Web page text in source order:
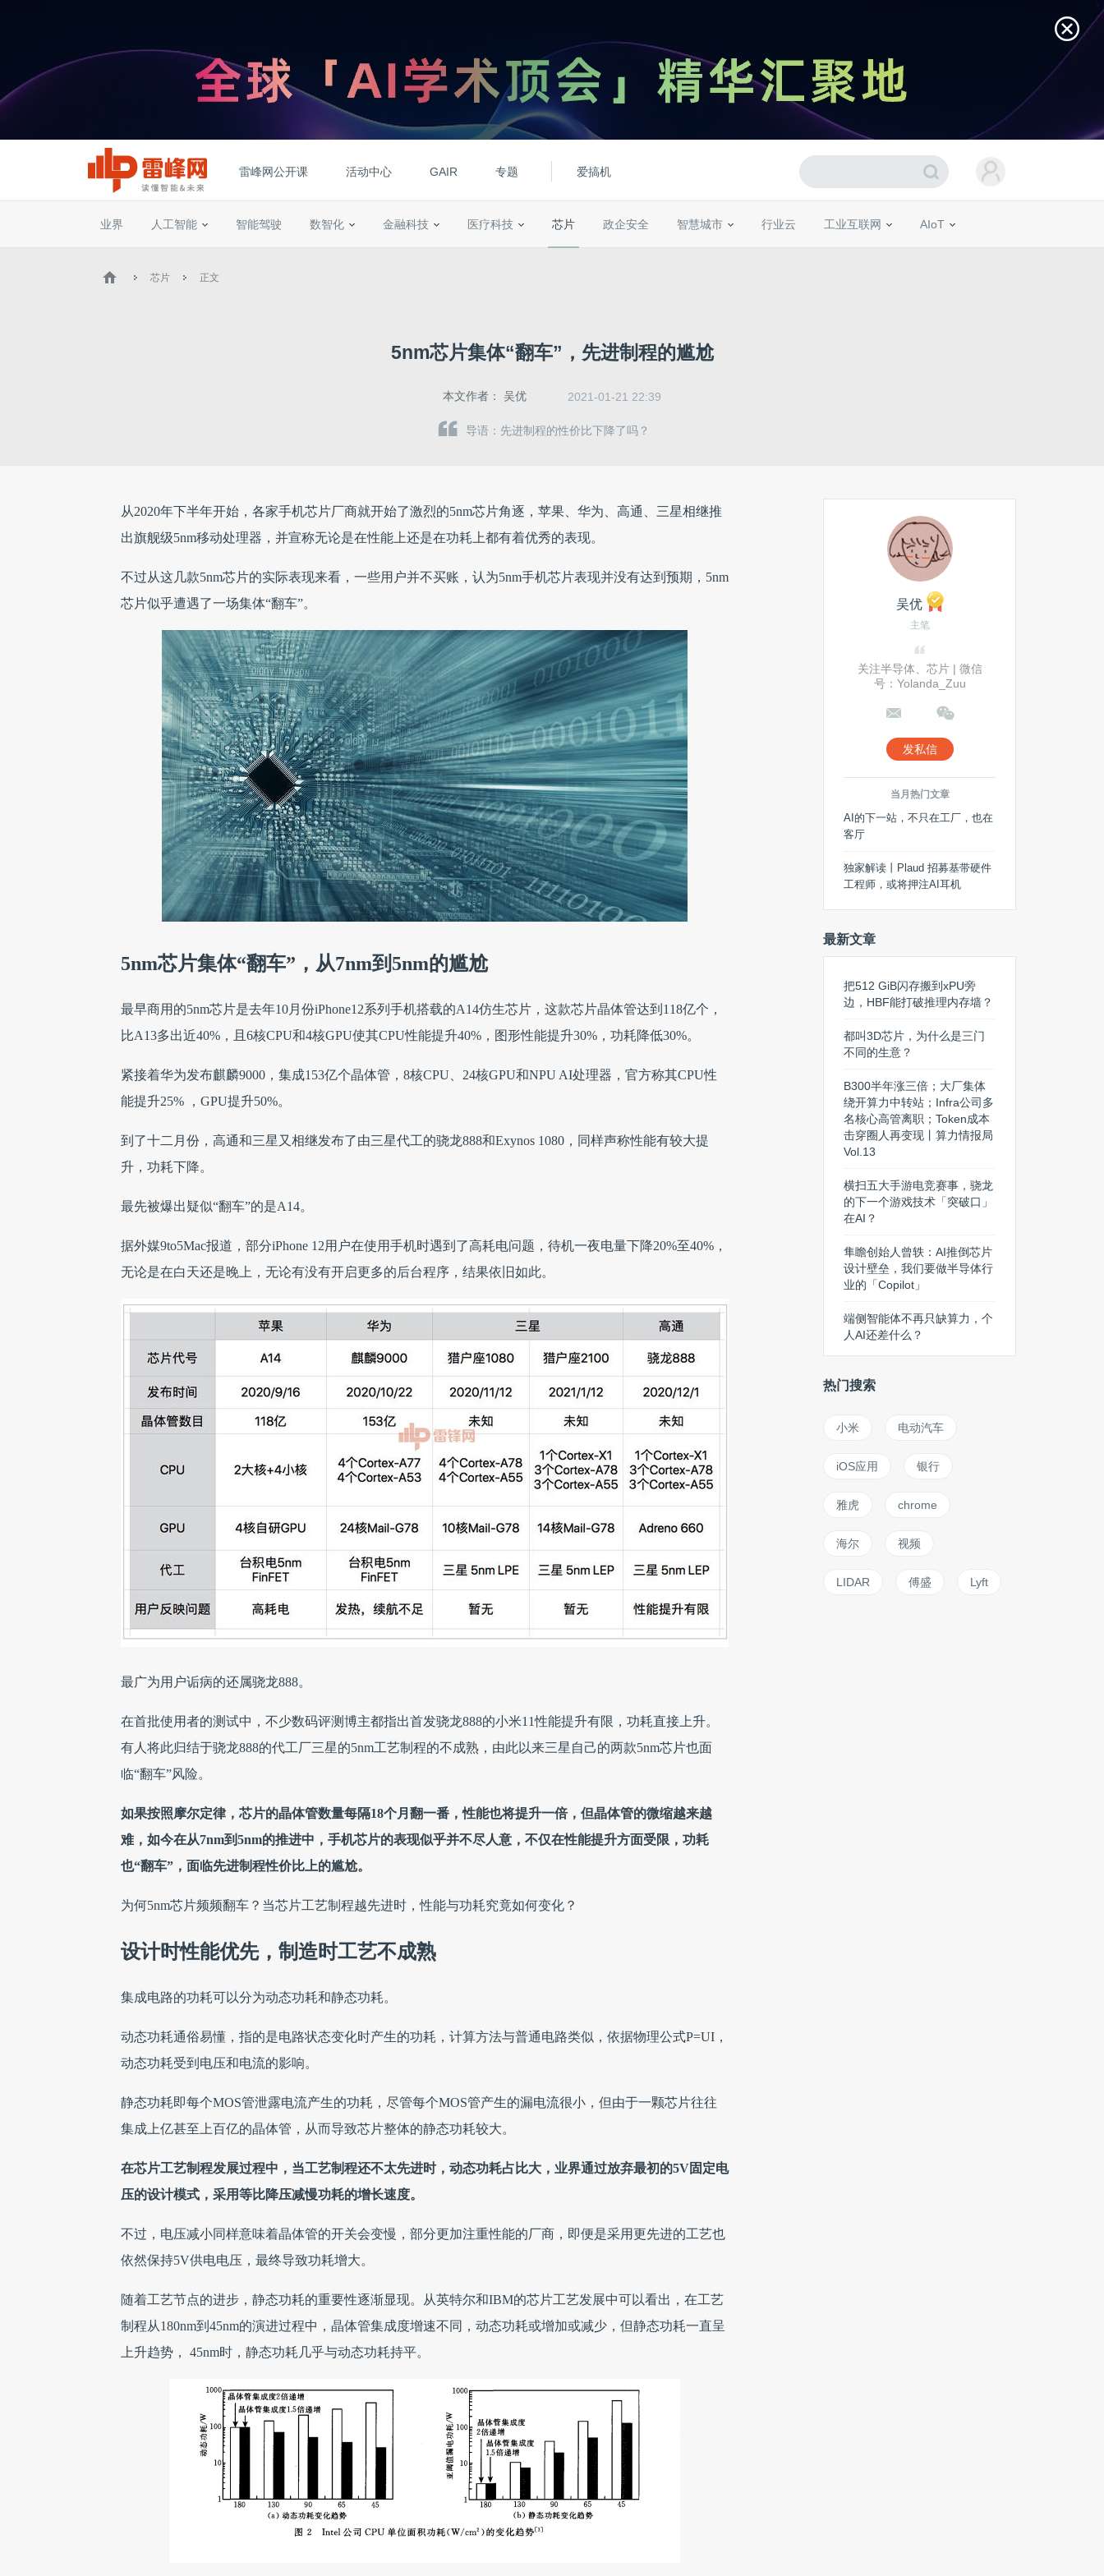
雷峰网公开课 活动中心 GAIR 专题 爱搞机
业界 人工智能 智能驾驶 数智化 金融科技 医疗科技 芯片 政企安全 智慧城市 行业云 工业互联网 AIoT
芯片 正文
5nm芯片集体“翻车”，先进制程的尴尬
本文作者： 吴优 2021-01-21 22:39
导语：先进制程的性价比下降了吗？
从2020年下半年开始，各家手机芯片厂商就开始了激烈的5nm芯片角逐，苹果、华为、高通、三星相继推
出旗舰级5nm移动处理器，并宣称无论是在性能上还是在功耗上都有着优秀的表现。
不过从这几款5nm芯片的实际表现来看，一些用户并不买账，认为5nm手机芯片表现并没有达到预期，5nm
芯片似乎遭遇了一场集体“翻车”。
5nm芯片集体“翻车”，从7nm到5nm的尴尬
最早商用的5nm芯片是去年10月份iPhone12系列手机搭载的A14仿生芯片，这款芯片晶体管达到118亿个，
比A13多出近40%，且6核CPU和4核GPU使其CPU性能提升40%，图形性能提升30%，功耗降低30%。
紧接着华为发布麒麟9000，集成153亿个晶体管，8核CPU、24核GPU和NPU AI处理器，官方称其CPU性
能提升25% ，GPU提升50%。
到了十二月份，高通和三星又相继发布了由三星代工的骁龙888和Exynos 1080，同样声称性能有较大提
升，功耗下降。
最先被爆出疑似“翻车”的是A14。
据外媒9to5Mac报道，部分iPhone 12用户在使用手机时遇到了高耗电问题，待机一夜电量下降20%至40%，
无论是在白天还是晚上，无论有没有开启更多的后台程序，结果依旧如此。
最广为用户诟病的还属骁龙888。
在首批使用者的测试中，不少数码评测博主都指出首发骁龙888的小米11性能提升有限，功耗直接上升。
有人将此归结于骁龙888的代工厂三星的5nm工艺制程的不成熟，由此以来三星自己的两款5nm芯片也面
临“翻车”风险。
如果按照摩尔定律，芯片的晶体管数量每隔18个月翻一番，性能也将提升一倍，但晶体管的微缩越来越
难，如今在从7nm到5nm的推进中，手机芯片的表现似乎并不尽人意，不仅在性能提升方面受限，功耗
也“翻车”，面临先进制程性价比上的尴尬。
为何5nm芯片频频翻车？当芯片工艺制程越先进时，性能与功耗究竟如何变化？
设计时性能优先，制造时工艺不成熟
集成电路的功耗可以分为动态功耗和静态功耗。
动态功耗通俗易懂，指的是电路状态变化时产生的功耗，计算方法与普通电路类似，依据物理公式P=UI，
动态功耗受到电压和电流的影响。
静态功耗即每个MOS管泄露电流产生的功耗，尽管每个MOS管产生的漏电流很小，但由于一颗芯片往往
集成上亿甚至上百亿的晶体管，从而导致芯片整体的静态功耗较大。
在芯片工艺制程发展过程中，当工艺制程还不太先进时，动态功耗占比大，业界通过放弃最初的5V固定电
压的设计模式，采用等比降压减慢功耗的增长速度。
不过，电压减小同样意味着晶体管的开关会变慢，部分更加注重性能的厂商，即便是采用更先进的工艺也
依然保持5V供电电压，最终导致功耗增大。
随着工艺节点的进步，静态功耗的重要性逐渐显现。从英特尔和IBM的芯片工艺发展中可以看出，在工艺
制程从180nm到45nm的演进过程中，晶体管集成度增速不同，动态功耗或增加或减少，但静态功耗一直呈
上升趋势， 45nm时，静态功耗几乎与动态功耗持平。
吴优
主笔
关注半导体、芯片 | 微信
号：Yolanda_Zuu
发私信
当月热门文章
AI的下一站，不只在工厂，也在
客厅
独家解读丨Plaud 招募基带硬件
工程师，或将押注AI耳机
最新文章
把512 GiB闪存搬到xPU旁
边，HBF能打破推理内存墙？
都叫3D芯片，为什么是三门
不同的生意？
B300半年涨三倍；大厂集体
绕开算力中转站；Infra公司多
名核心高管离职；Token成本
击穿圈人再变现丨算力情报局
Vol.13
横扫五大手游电竞赛事，骁龙
的下一个游戏技术「突破口」
在AI？
隼瞻创始人曾轶：AI推倒芯片
设计壁垒，我们要做半导体行
业的「Copilot」
端侧智能体不再只缺算力，个
人AI还差什么？
热门搜索
小米 电动汽车
iOS应用 银行
雅虎 chrome
海尔 视频
LIDAR 傅盛 Lyft